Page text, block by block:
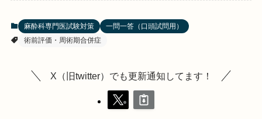
麻酔科専門医試験対策
一問一答（口頭試問用）
術前評価・周術期合併症
X（旧twitter）でも更新通知してます！